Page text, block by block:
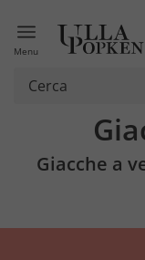
Menu
Giacche a